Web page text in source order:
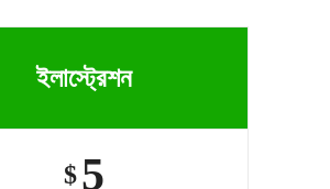
ইলাস্ট্রেশন
$ 5